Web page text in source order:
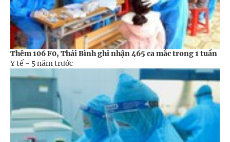
Thêm 106 F0, Thái Bình ghi nhận 465 ca mắc trong 1 tuần
Y tế - 5 năm trước